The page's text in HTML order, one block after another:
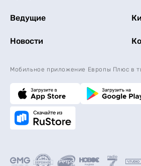
Ведущие
Новости
Мобильное приложение Европы Плюс в